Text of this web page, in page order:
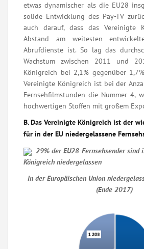
etwas dynamischer als die EU28
solide Entwicklung des Pay-TV
auch darauf, dass das Vereinigte
Abstand am weitesten
Abrufdienste ist. So lag das
Wachstum zwischen 2011 und
Königreich bei 2,1% gegenüber
Vereinigte Königreich ist bei der
Fernsehfilmstunden die Nummer 4,
hochwertigen Stoffen mit großem
B. Das Vereinigte Königreich ist der
für in der EU niedergelassene
29% der EU28-Fernsehsender sind
Königreich niedergelassen
In der Europäischen Union
(Ende 2017)